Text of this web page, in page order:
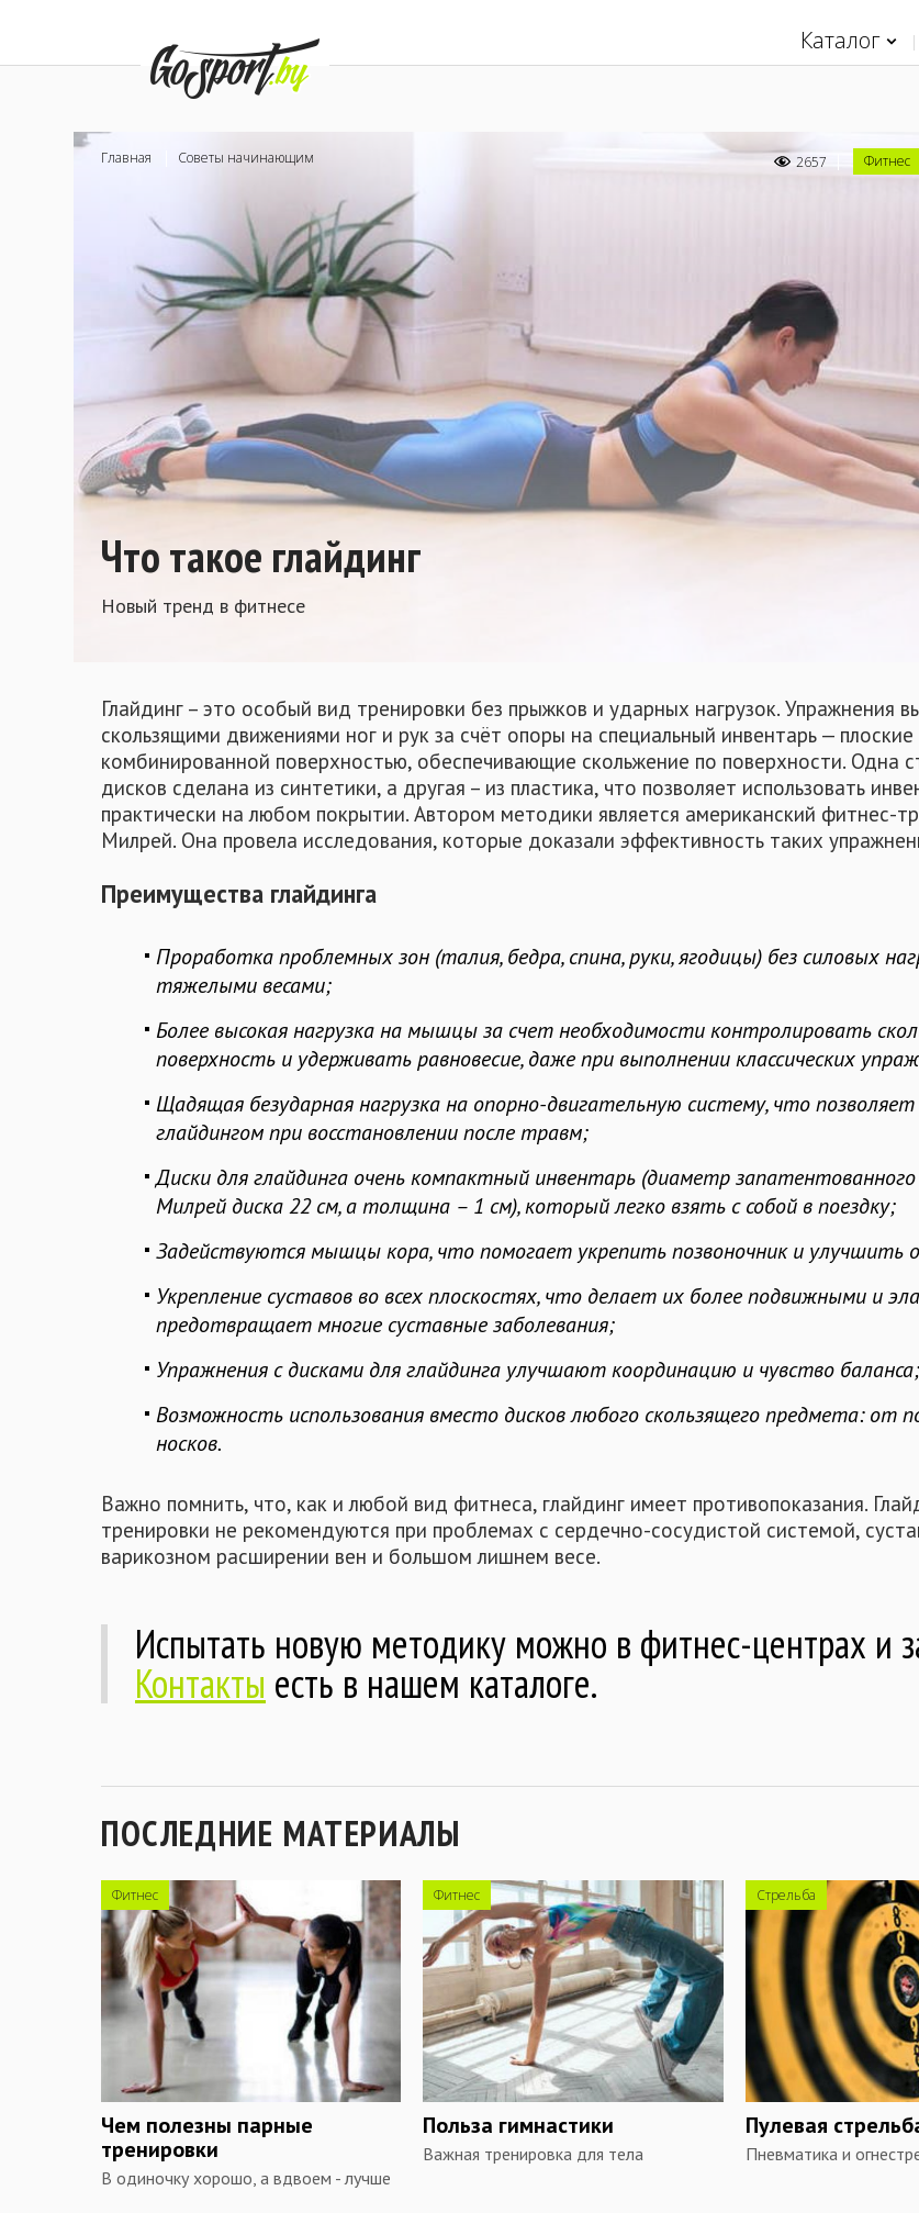
Каталог
2657 Фитнес
Главная Советы начинающим
Что такое глайдинг
Новый тренд в фитнесе
Глайдинг – это особый вид тренировки без прыжков и ударных нагрузок. Упражнения
скользящими движениями ног и рук за счёт опоры на специальный инвентарь — плоские
комбинированной поверхностью, обеспечивающие скольжение по поверхности. Одна
дисков сделана из синтетики, а другая – из пластика, что позволяет использовать
практически на любом покрытии. Автором методики является американский фитнес-
Милрей. Она провела исследования, которые доказали эффективность таких
Преимущества глайдинга
Проработка проблемных зон (талия, бедра, спина, руки, ягодицы) без силовых
тяжелыми весами;
Более высокая нагрузка на мышцы за счет необходимости контролировать
поверхность и удерживать равновесие, даже при выполнении классических
Щадящая безударная нагрузка на опорно-двигательную систему, что
глайдингом при восстановлении после травм;
Диски для глайдинга очень компактный инвентарь (диаметр
Милрей диска 22 см, а толщина – 1 см), который легко взять с собой в поездку;
Задействуются мышцы кора, что помогает укрепить позвоночник и улучшить
Укрепление суставов во всех плоскостях, что делает их более подвижными и
предотвращает многие суставные заболевания;
Упражнения с дисками для глайдинга улучшают координацию и чувство баланса;
Возможность использования вместо дисков любого скользящего предмета: от
носков.
Важно помнить, что, как и любой вид фитнеса, глайдинг имеет противопоказания.
тренировки не рекомендуются при проблемах с сердечно-сосудистой системой,
варикозном расширении вен и большом лишнем весе.
Испытать новую методику можно в фитнес-центрах и
Контакты есть в нашем каталоге.
ПОСЛЕДНИЕ МАТЕРИАЛЫ
Фитнес
Чем полезны парные
тренировки
В одиночку хорошо, а вдвоем - лучше
Фитнес
Польза гимнастики
Важная тренировка для тела
Стрельба
Пулевая
Пневматика и